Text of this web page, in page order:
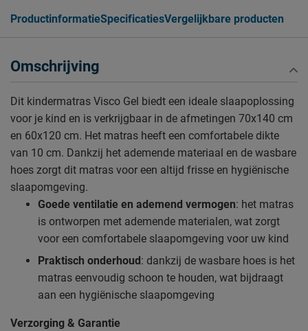
ProductinformatieSpecificatiesVergelijkbare producten
Omschrijving
Dit kindermatras Visco Gel biedt een ideale slaapoplossing
voor je kind en is verkrijgbaar in de afmetingen 70x140 cm
en 60x120 cm. Het matras heeft een comfortabele dikte
van 10 cm. Dankzij het ademende materiaal en de wasbare
hoes zorgt dit matras voor een altijd frisse en hygiënische
slaapomgeving.
Goede ventilatie en ademend vermogen: het matras
is ontworpen met ademende materialen, wat zorgt
voor een comfortabele slaapomgeving voor uw kind
Praktisch onderhoud: dankzij de wasbare hoes is het
matras eenvoudig schoon te houden, wat bijdraagt
aan een hygiënische slaapomgeving
Verzorging & Garantie